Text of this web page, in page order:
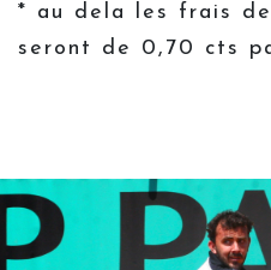
* au dela les frais
seront de 0,70 cts